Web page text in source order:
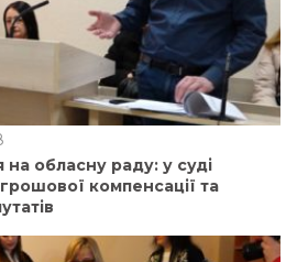
на обласну раду: у суді
компенсації та